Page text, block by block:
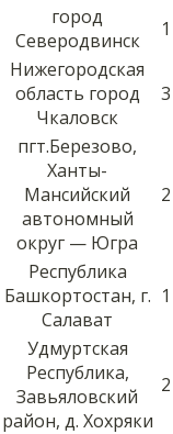
город
Северодвинск
1
Нижегородская
область город
Чкаловск
3
пгт.Березово,
Ханты-
Мансийский
автономный
округ — Югра
2
Республика
Башкортостан, г.
Салават
1
Удмуртская
Республика,
Завьяловский
район, д. Хохряки
2